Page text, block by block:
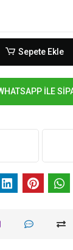
Sepete Ekle
İLE